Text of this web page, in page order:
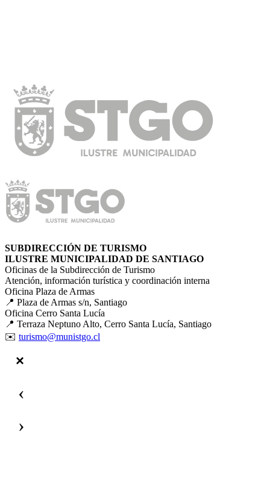
SUBDIRECCIÓN DE TURISMO
ILUSTRE MUNICIPALIDAD DE SANTIAGO
Oficinas de la Subdirección de Turismo
Atención, información turística y coordinación interna
Oficina Plaza de Armas
📍 Plaza de Armas s/n, Santiago
Oficina Cerro Santa Lucía
📍 Terraza Neptuno Alto, Cerro Santa Lucía, Santiago
✉️ turismo@munistgo.cl
‹
›